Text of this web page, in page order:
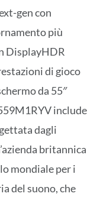
gen con
più
DisplayHDR
di gioco
da 55″
include
dagli
britannica
mondiale per i
del suono, che